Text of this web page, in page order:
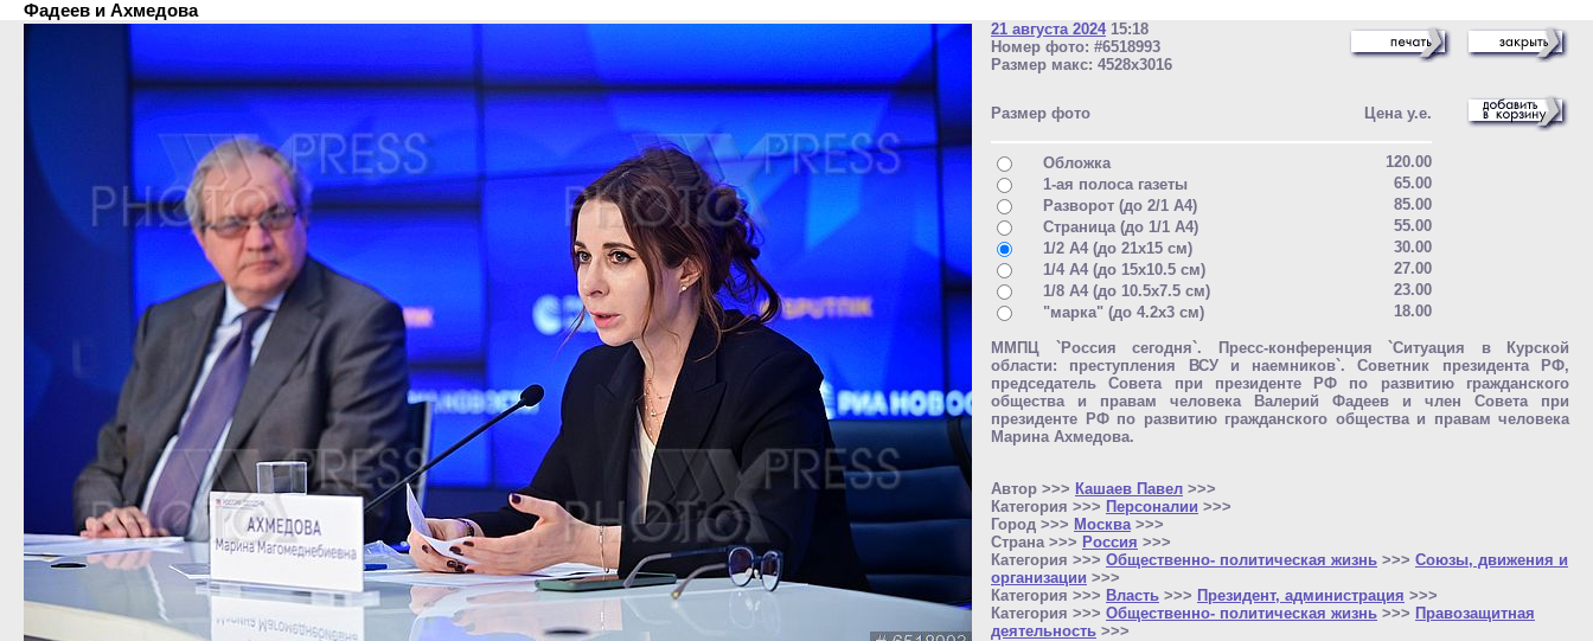
Фадеев и Ахмедова
21 августа 202415:18
Номер фото: #6518993
Размер макс: 4528x3016
Размер фото Цена у.е.
Обложка
120.00
1-ая полоса газеты
65.00
Разворот (до 2/1 A4)
85.00
Страница (до 1/1 A4)
55.00
1/2 A4 (до 21x15 см)
30.00
1/4 A4 (до 15x10.5 см)
27.00
1/8 A4 (до 10.5x7.5 см)
23.00
"марка" (до 4.2x3 см)
18.00
ММПЦ `Россия сегодня`. Пресс-конференция `Ситуация в Курской
области: преступления ВСУ и наемников`. Советник президента РФ,
председатель Совета при президенте РФ по развитию гражданского
общества и правам человека Валерий Фадеев и член Совета при
президенте РФ по развитию гражданского общества и правам человека
Марина Ахмедова.
Автор >>> Кашаев Павел >>>
Категория >>> Персоналии >>>
Город >>> Москва >>>
Страна >>> Россия >>>
Категория >>> Общественно- политическая жизнь >>> Союзы, движения и
организации >>>
Категория >>> Власть >>> Президент, администрация >>>
Категория >>> Общественно- политическая жизнь >>> Правозащитная
деятельность >>>